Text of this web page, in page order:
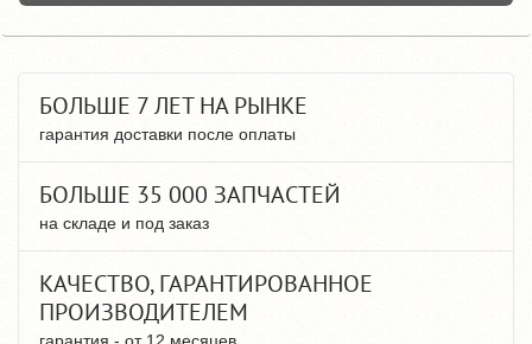
БОЛЬШЕ 7 ЛЕТ НА РЫНКЕ
гарантия доставки после оплаты
БОЛЬШЕ 35 000 ЗАПЧАСТЕЙ
на складе и под заказ
КАЧЕСТВО, ГАРАНТИРОВАННОЕ
ПРОИЗВОДИТЕЛЕМ